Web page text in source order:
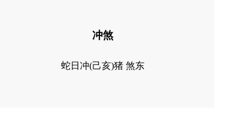
冲煞
蛇日冲(己亥)猪 煞东